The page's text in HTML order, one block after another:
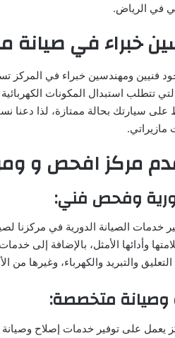
في الرياض.
خبراء في صيانة
فنيين ومهندسين خبراء في المركز
تتطلب استبدال المكونات
على سيارتك بحالة ممتازة، لذا دعنا
مازيراتي.
مركز افحص و
وفحص فني:
خدمات الصيانة الدورية في مركزنا
وأدائها الأمثل، بالإضافة إلى
والتبريد والكهرباء، وغيرها من
وصيانة متخصصة:
يعمل على توفير خدمات إصلاح